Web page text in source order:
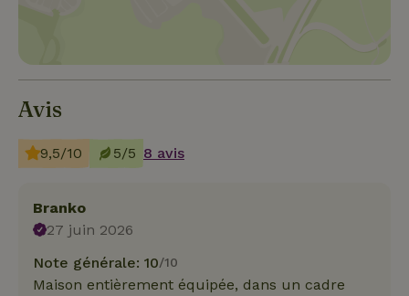
Avis
9,5/10 5/5 8 avis
Branko
27 juin 2026
Note générale: 10/10
Maison entièrement équipée, dans un cadre